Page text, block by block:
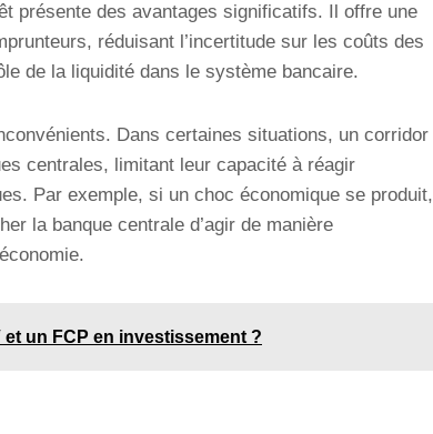
présente des avantages significatifs. Il offre une
réduisant l’incertitude sur les coûts des
de la liquidité dans le système bancaire.
Dans certaines situations, un corridor
centrales, limitant leur capacité à réagir
Par exemple, si un choc économique se produit,
la banque centrale d’agir de manière
et un FCP en investissement ?